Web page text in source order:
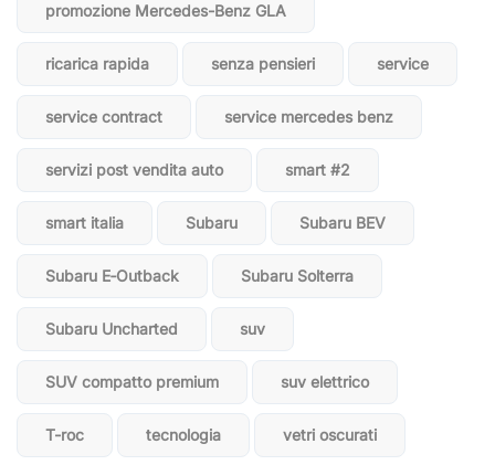
promozione Mercedes-Benz GLA
ricarica rapida senza pensieri service
service contract service mercedes benz
servizi post vendita auto smart #2
smart italia Subaru Subaru BEV
Subaru E‑Outback Subaru Solterra
Subaru Uncharted suv
SUV compatto premium suv elettrico
T-roc tecnologia vetri oscurati